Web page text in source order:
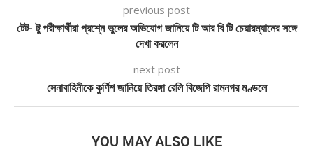
previous post
টেট- টু পরীক্ষার্থীরা প্রশ্নে ভুলের অভিযোগ জানিয়ে টি আর বি টি চেয়ারম্যানের সঙ্গে
দেখা করলেন
next post
সেনাবাহিনীকে কুর্ণিশ জানিয়ে তিরঙ্গা রেলি বিজেপি রামনগর মণ্ডলে
YOU MAY ALSO LIKE